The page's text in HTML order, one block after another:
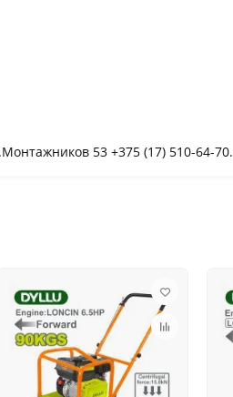
53 +375 (17) 510-64-70.